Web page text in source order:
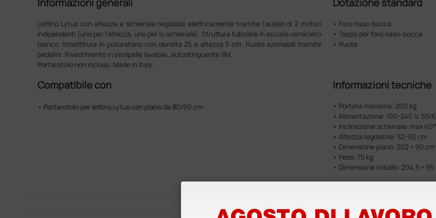
Informazioni generali
Lettino Lytus con altezza e schienale regolabili elettricamente tramite l'ausilio di 2 motori
indipendenti (uno per l'altezza, uno per lo schienale). Struttura tubolare in acciaio verniciato
bianco. Imbottitura in poliuretano con densità 25 e altezza 5 cm. Ruote azionabili tramite
pedalini. Rivestimento in similpelle lavabile, autostinguente 1IM.
Portarotolo non incluso. Made in Italy.
Compatibile con
• Portarotolo per lettino Lytus con piano da 80/90 cm
Dotazione standard
• Foro naso-bocca
• Tappo per foro naso-bocca
• Ruote
Informazioni tecniche
• Portata massima: 200 kg
• Alimentazione: 100-240 V, 50/
• Inclinazione schienale: max 60°
• Altezza regolabile: 52-92 cm
• Dimensione piano: 202 × 90 cm
• Peso: 75 kg
• Dimensione imballo: 204,5 × 95